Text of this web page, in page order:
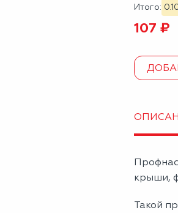
Итого:
107 ₽
крыши,
Такой